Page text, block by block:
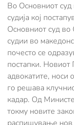
Во Основниот
судија кој
Основниот суд во
судии во
почесто се
постапки. Новиот
адвокатите, носи
го решава
кадар. Од
токму новите